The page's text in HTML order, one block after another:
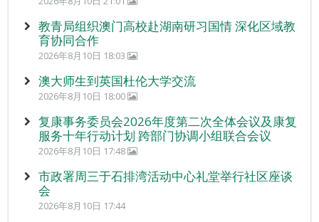
教青局组织澳门高校赴湖南研习国情 深化区域教
育协同合作
2026年8月10日 18:03
澳大师生到英国杜伦大学交流
2026年8月10日 18:00
复康事务委员会2026年度第二次全体会议及康复
服务十年行动计划 跨部门协调小组联合会议
2026年8月10日 17:48
市政署周三于石排湾活动中心礼堂举行社区座谈
会
2026年8月10日 17:44